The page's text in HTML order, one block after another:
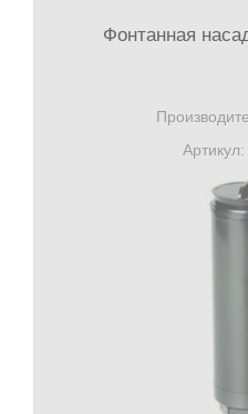
Фонтанная
Артикул: